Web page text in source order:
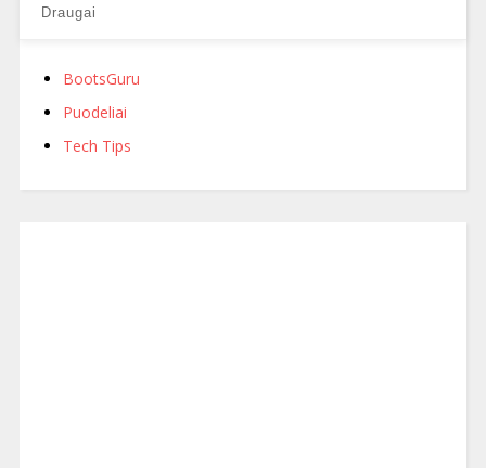
Draugai
BootsGuru
Puodeliai
Tech Tips